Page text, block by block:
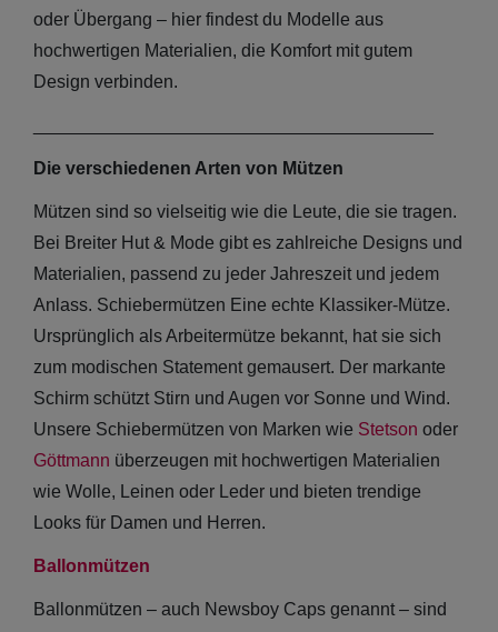
Damen Caps
Damen
Baseball Caps
Damen UV-
Schutz Caps
oder Übergang – hier findest du Modelle aus
hochwertigen Materialien, die Komfort mit gutem
Design verbinden.
Die verschiedenen Arten von Mützen
Mützen sind so vielseitig wie die Leute, die sie tragen.
Bei Breiter Hut & Mode gibt es zahlreiche Designs und
Materialien, passend zu jeder Jahreszeit und jedem
Anlass. Schiebermützen Eine echte Klassiker-Mütze.
Ursprünglich als Arbeitermütze bekannt, hat sie sich
zum modischen Statement gemausert. Der markante
Schirm schützt Stirn und Augen vor Sonne und Wind.
Unsere Schiebermützen von Marken wie Stetson oder
Göttmann überzeugen mit hochwertigen Materialien
wie Wolle, Leinen oder Leder und bieten trendige
Looks für Damen und Herren.
Ballonmützen
Ballonmützen – auch Newsboy Caps genannt – sind